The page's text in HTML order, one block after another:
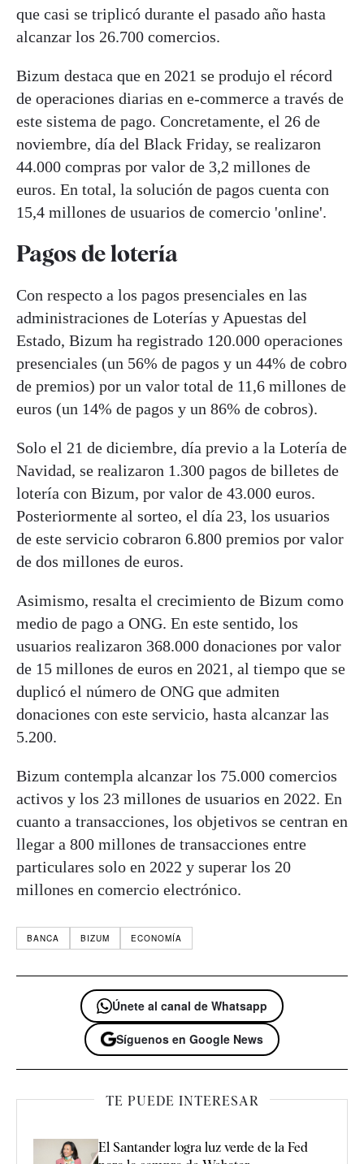
que casi se triplicó durante el pasado año hasta
alcanzar los 26.700 comercios.
Bizum destaca que en 2021 se produjo el récord
de operaciones diarias en e-commerce a través de
este sistema de pago. Concretamente, el 26 de
noviembre, día del Black Friday, se realizaron
44.000 compras por valor de 3,2 millones de
euros. En total, la solución de pagos cuenta con
15,4 millones de usuarios de comercio 'online'.
Pagos de lotería
Con respecto a los pagos presenciales en las
administraciones de Loterías y Apuestas del
Estado, Bizum ha registrado 120.000 operaciones
presenciales (un 56% de pagos y un 44% de cobro
de premios) por un valor total de 11,6 millones de
euros (un 14% de pagos y un 86% de cobros).
Solo el 21 de diciembre, día previo a la Lotería de
Navidad, se realizaron 1.300 pagos de billetes de
lotería con Bizum, por valor de 43.000 euros.
Posteriormente al sorteo, el día 23, los usuarios
de este servicio cobraron 6.800 premios por valor
de dos millones de euros.
Asimismo, resalta el crecimiento de Bizum como
medio de pago a ONG. En este sentido, los
usuarios realizaron 368.000 donaciones por valor
de 15 millones de euros en 2021, al tiempo que se
duplicó el número de ONG que admiten
donaciones con este servicio, hasta alcanzar las
5.200.
Bizum contempla alcanzar los 75.000 comercios
activos y los 23 millones de usuarios en 2022. En
cuanto a transacciones, los objetivos se centran en
llegar a 800 millones de transacciones entre
particulares solo en 2022 y superar los 20
millones en comercio electrónico.
BANCA BIZUM ECONOMÍA
Únete al canal de Whatsapp
Síguenos en Google News
TE PUEDE INTERESAR
El Santander logra luz verde de la Fed